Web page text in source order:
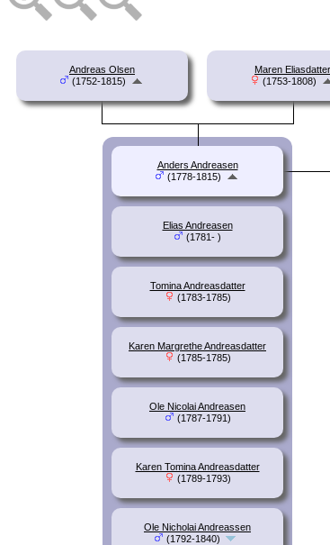
Andreas Olsen
(1752-1815)
Maren Eliasdatter
(1753-1808)
Elias Andreasen
(1781- )
Tomina Andreasdatter
(1783-1785)
Karen Margrethe Andreasdatter
(1785-1785)
Ole Nicolai Andreasen
(1787-1791)
Karen Tomina Andreasdatter
(1789-1793)
Ole Nicholai Andreassen
(1792-1840)
Anders Andreasen
(1778-1815)